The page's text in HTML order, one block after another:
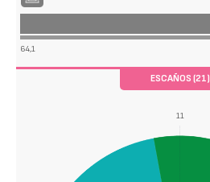
64,1
ESCAÑOS (21)
11